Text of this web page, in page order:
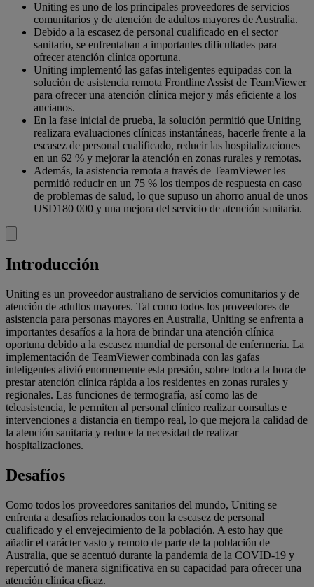
Uniting es uno de los principales proveedores de servicios
comunitarios y de atención de adultos mayores de Australia.
Debido a la escasez de personal cualificado en el sector
sanitario, se enfrentaban a importantes dificultades para
ofrecer atención clínica oportuna.
Uniting implementó las gafas inteligentes equipadas con la
solución de asistencia remota Frontline Assist de TeamViewer
para ofrecer una atención clínica mejor y más eficiente a los
ancianos.
En la fase inicial de prueba, la solución permitió que Uniting
realizara evaluaciones clínicas instantáneas, hacerle frente a la
escasez de personal cualificado, reducir las hospitalizaciones
en un 62 % y mejorar la atención en zonas rurales y remotas.
Además, la asistencia remota a través de TeamViewer les
permitió reducir en un 75 % los tiempos de respuesta en caso
de problemas de salud, lo que supuso un ahorro anual de unos
USD180 000 y una mejora del servicio de atención sanitaria.
Introducción
Uniting es un proveedor australiano de servicios comunitarios y de
atención de adultos mayores. Tal como todos los proveedores de
asistencia para personas mayores en Australia, Uniting se enfrenta a
importantes desafíos a la hora de brindar una atención clínica
oportuna debido a la escasez mundial de personal de enfermería. La
implementación de TeamViewer combinada con las gafas
inteligentes alivió enormemente esta presión, sobre todo a la hora de
prestar atención clínica rápida a los residentes en zonas rurales y
regionales. Las funciones de termografía, así como las de
teleasistencia, le permiten al personal clínico realizar consultas e
intervenciones a distancia en tiempo real, lo que mejora la calidad de
la atención sanitaria y reduce la necesidad de realizar
hospitalizaciones.
Desafíos
Como todos los proveedores sanitarios del mundo, Uniting se
enfrenta a desafíos relacionados con la escasez de personal
cualificado y el envejecimiento de la población. A esto hay que
añadir el carácter vasto y remoto de parte de la población de
Australia, que se acentuó durante la pandemia de la COVID-19 y
repercutió de manera significativa en su capacidad para ofrecer una
atención clínica eficaz.